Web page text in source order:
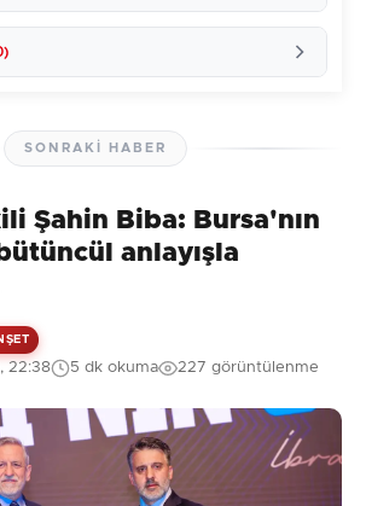
Güvenlik Sorusu:
7 + 4 = ?
yapılmamış. İlk yorumu siz yapın!
SONRAKI HABER
Şahin Biba: Bursa'nın
anlayışla
22:38 5 dk okuma 227 görüntülenme